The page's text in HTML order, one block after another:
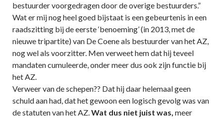
bestuurder voorgedragen door de overige bestuurders.”
Wat er mij nog heel goed bijstaat is een gebeurtenis in een
raadszitting bij de eerste ‘benoeming’ (in 2013, met de
nieuwe tripartite) van De Coene als bestuurder van het AZ,
nog wel als voorzitter. Men verweet hem dat hij teveel
mandaten cumuleerde, onder meer dus ook zijn functie bij
het AZ.
Verweer van de schepen?? Dat hij daar helemaal geen
schuld aan had, dat het gewoon een logisch gevolg was van
de statuten van het AZ.Wat dus niet juist was, meer